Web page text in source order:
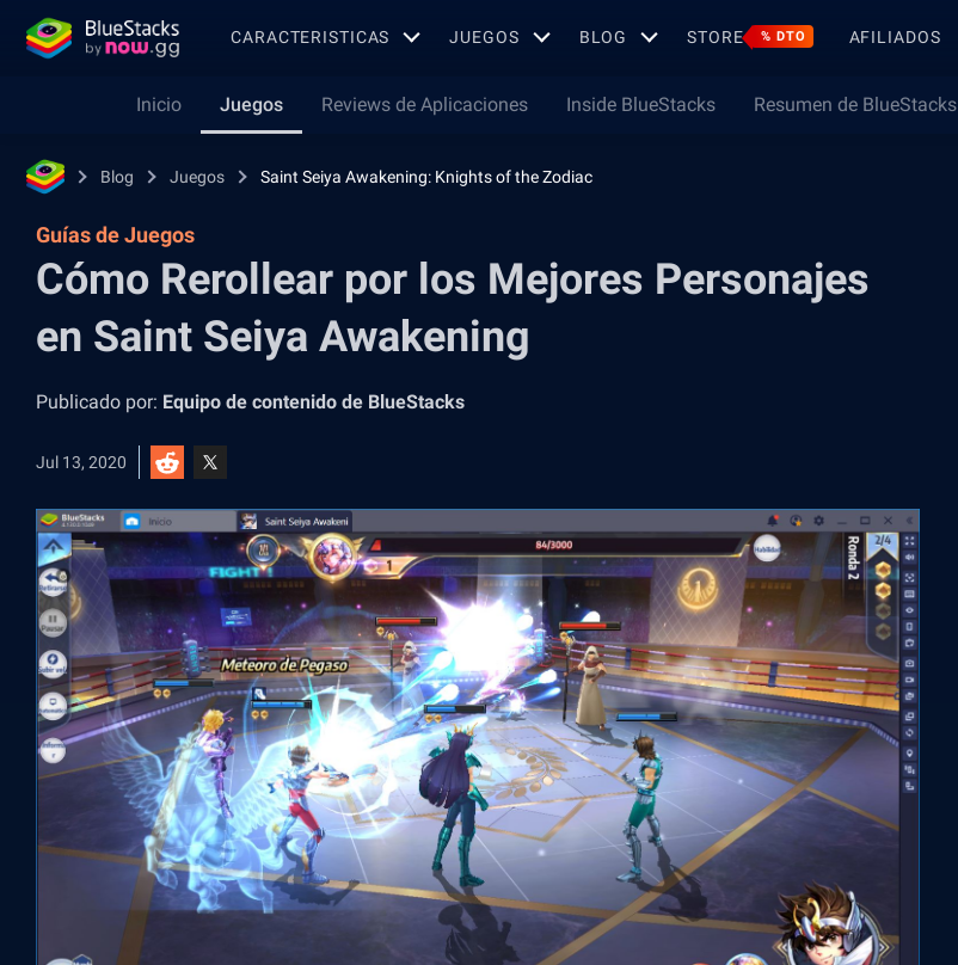
CARACTERISTICAS JUEGOS BLOG STORE % DTO AFILIADOS
Inicio Juegos Reviews de Aplicaciones Inside BlueStacks Resumen de BlueStacks
Blog Juegos Saint Seiya Awakening: Knights of the Zodiac
Guías de Juegos
Cómo Rerollear por los Mejores Personajes
en Saint Seiya Awakening
Publicado por: Equipo de contenido de BlueStacks
Jul 13, 2020